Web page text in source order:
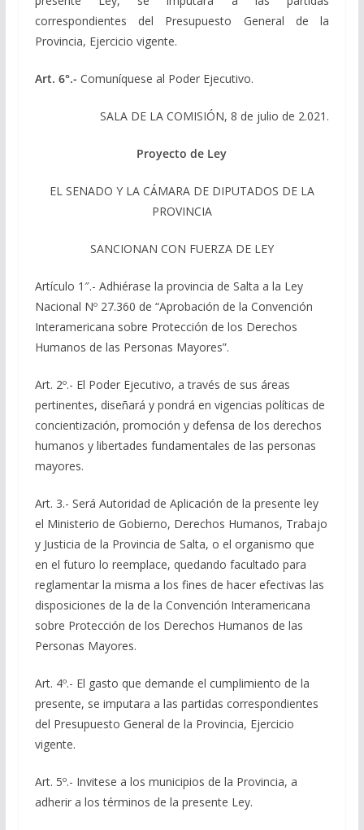
correspondientes del Presupuesto General de la
Provincia, Ejercicio vigente.
Art. 6°.- Comuníquese al Poder Ejecutivo.
SALA DE LA COMISIÓN, 8 de julio de 2.021.
Proyecto de Ley
EL SENADO Y LA CÁMARA DE DIPUTADOS DE LA
PROVINCIA
SANCIONAN CON FUERZA DE LEY
Artículo 1″.- Adhiérase la provincia de Salta a la Ley
Nacional Nº 27.360 de “Aprobación de la Convención
Interamericana sobre Protección de los Derechos
Humanos de las Personas Mayores”.
Art. 2º.- El Poder Ejecutivo, a través de sus áreas
pertinentes, diseñará y pondrá en vigencias políticas de
concientización, promoción y defensa de los derechos
humanos y libertades fundamentales de las personas
mayores.
Art. 3.- Será Autoridad de Aplicación de la presente ley
el Ministerio de Gobierno, Derechos Humanos, Trabajo
y Justicia de la Provincia de Salta, o el organismo que
en el futuro lo reemplace, quedando facultado para
reglamentar la misma a los fines de hacer efectivas las
disposiciones de la de la Convención Interamericana
sobre Protección de los Derechos Humanos de las
Personas Mayores.
Art. 4º.- El gasto que demande el cumplimiento de la
presente, se imputara a las partidas correspondientes
del Presupuesto General de la Provincia, Ejercicio
vigente.
Art. 5º.- Invitese a los municipios de la Provincia, a
adherir a los términos de la presente Ley.